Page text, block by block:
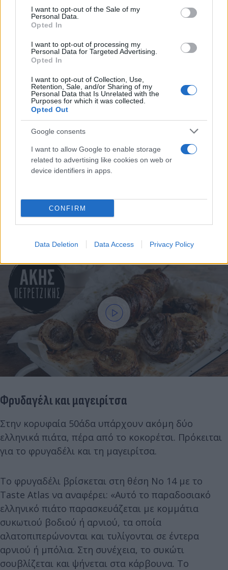
consent section.
I want to opt-out of the Sale of my
Personal Data.
Opted In
I want to opt-out of processing my
Personal Data for Targeted Advertising.
Opted In
I want to opt-out of Collection, Use,
Retention, Sale, and/or Sharing of my
Personal Data that Is Unrelated with the
Purposes for which it was collected.
Opted Out
Google consents
I want to allow Google to enable storage
related to advertising like cookies on web or
device identifiers in apps.
CONFIRM
Data Deletion Data Access Privacy Policy
Φρυδαγέλι και μαγειρίτσα
Στην κορυφαία 50άδα υπάρχουν ακόμη δύο
ελληνικά πιάτα, πέρα από το κοκορέτσι. Πρόκειται
για το φρυγαδέλι και τη μαγειρίτσα.
Το φρυγαδέλι βρίσκεται στη θέση Νο 14 με το
Taste Atlas να αναφέρει: «Αυτό το παραδοσιακό
ελληνικό πιάτο παρασκευάζεται με κομμάτια
συκωτιού βοδιού ή αρνιού, τα οποία
αλατοπιπερώνονται και τυλίγονται σε έντερα
αρνιού ή μπόλια. Στη συνέχεια, το συκώτι
σουβλίζεται και ψήνεται στα κάρβουνα. Το